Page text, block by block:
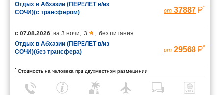
Отдых в Абхазии (ПЕРЕЛЕТ в/из
СОЧИ)(с трансфером)
от 37887 *
с 07.08.2026 на 3 ночи, 3 , без питания
Отдых в Абхазии (ПЕРЕЛЕТ в/из
СОЧИ)(без трансфера)
от 29568 *
* Стоимость на человека при двухместном размещении